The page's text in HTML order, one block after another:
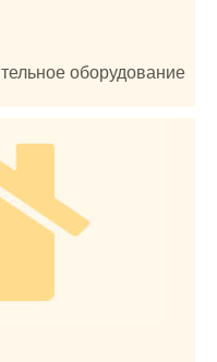
оборудование